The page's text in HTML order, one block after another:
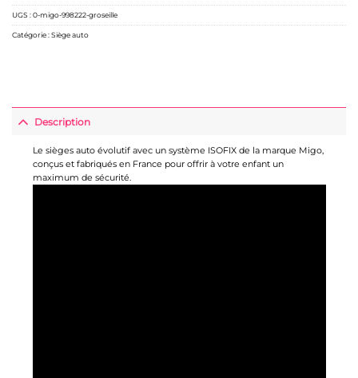
UGS :0-migo-998222-groseille
Catégorie :Siège auto
Description
Le sièges auto évolutif avec un système ISOFIX de la marque Migo,
conçus et fabriqués en France pour offrir à votre enfant un
maximum de sécurité.